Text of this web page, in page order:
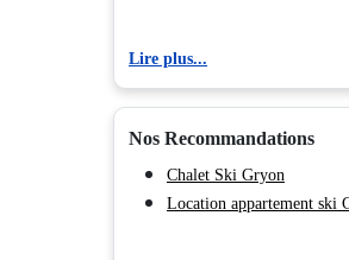
Lire plus...
Nos Recommandations
Chalet Ski Gryon
Location appartement ski